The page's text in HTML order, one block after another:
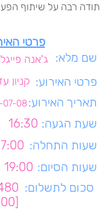
תודה רבה על שיתוף
פרטי
ג'אנה שם מלא:
קניון פרטי האירוע:
07-08תאריך האירוע:
16:30 שעת הגעה:
שעות התחלה:
19:00 שעות הסיום:
[400+מעמ]
סכום לתשלום: